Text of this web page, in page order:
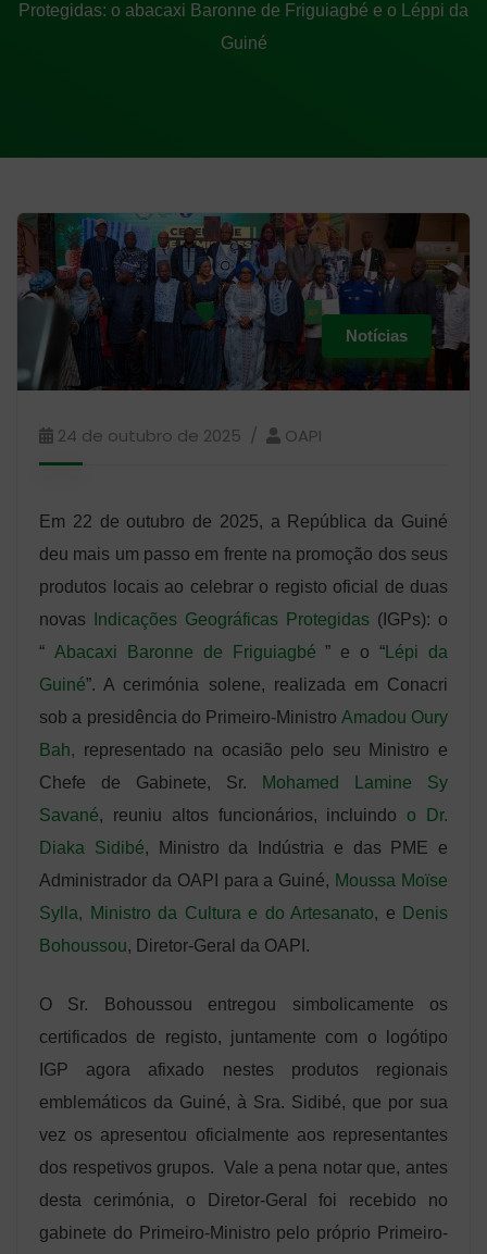
Protegidas: o abacaxi Baronne de Friguiagbé e o Léppi da
Guiné
Notícias
24 de outubro de 2025 OAPI
Em 22 de outubro de 2025, a República da Guiné
deu mais um passo em frente na promoção dos seus
produtos locais ao celebrar o registo oficial de duas
novas
Indicações Geográficas Protegidas (IGPs): o
“ Abacaxi Baronne de Friguiagbé ” e o “ Lépi da
Guiné”. A cerimónia solene, realizada em Conacri
sob a presidência do Primeiro-Ministro Amadou Oury
Bah, representado na ocasião pelo seu Ministro e
Chefe de Gabinete, Sr.
Mohamed Lamine Sy
Savané, reuniu altos funcionários, incluindoo Dr.
Diaka Sidibé, Ministro da Indústria e das PME e
Administrador da OAPI para a Guiné, Moussa Moïse
Sylla, Ministro da Cultura e do Artesanato, e Denis
Bohoussou, Diretor-Geral da OAPI.
O Sr. Bohoussou entregou simbolicamente os
certificados de registo, juntamente com o logótipo
IGP agora afixado nestes produtos regionais
emblemáticos da Guiné, à Sra. Sidibé, que por sua
vez os apresentou oficialmente aos representantes
dos respetivos grupos.
Vale a pena notar que, antes
desta cerimónia, o Diretor-Geral foi recebido no
gabinete do Primeiro-Ministro pelo próprio Primeiro-